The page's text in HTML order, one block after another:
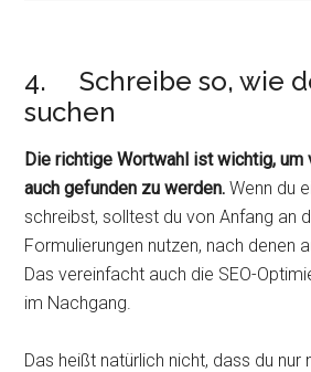
4. Schreibe so, wie
suchen
Die richtige Wortwahl ist wichtig, um
auch gefunden zu werden. Wenn du
schreibst, solltest du von Anfang an
Formulierungen nutzen, nach denen
Das vereinfacht auch die SEO-
im Nachgang.
Das heißt natürlich nicht, dass du nur